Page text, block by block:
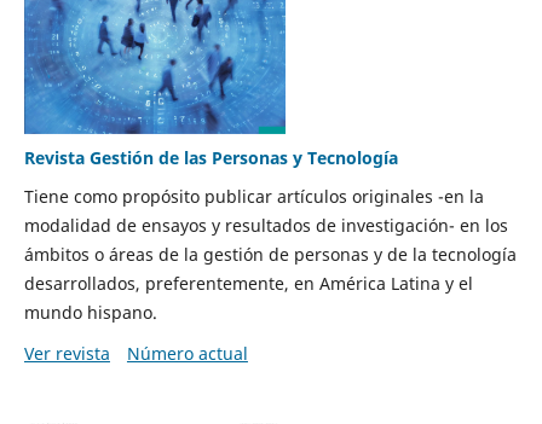
Revista Gestión de las Personas y Tecnología
Tiene como propósito publicar artículos originales -en la
modalidad de ensayos y resultados de investigación- en los
ámbitos o áreas de la gestión de personas y de la tecnología
desarrollados, preferentemente, en América Latina y el
mundo hispano.
Ver revista
Número actual